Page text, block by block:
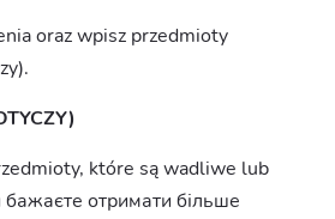
oraz wpisz przedmioty
które są wadliwe lub
отримати більше